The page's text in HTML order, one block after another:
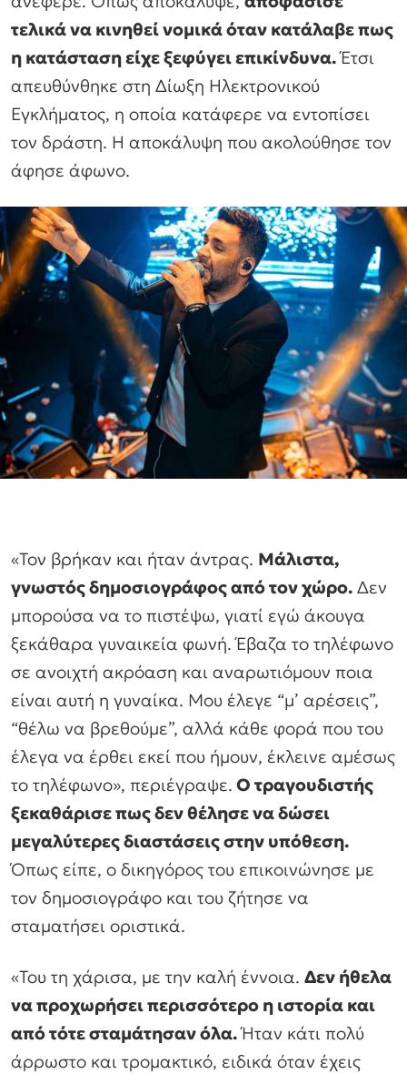
τελικά να κινηθεί νομικά όταν κατάλαβε πως
η κατάσταση είχε ξεφύγει επικίνδυνα.Έτσι
απευθύνθηκε στη Δίωξη Ηλεκτρονικού
Εγκλήματος, η οποία κατάφερε να εντοπίσει
τον δράστη. Η αποκάλυψη που ακολούθησε τον
άφησε άφωνο.
«Τον βρήκαν και ήταν άντρας. Μάλιστα,
γνωστός δημοσιογράφος από τον χώρο. Δεν
μπορούσα να το πιστέψω, γιατί εγώ άκουγα
ξεκάθαρα γυναικεία φωνή. Έβαζα το τηλέφωνο
σε ανοιχτή ακρόαση και αναρωτιόμουν ποια
είναι αυτή η γυναίκα. Μου έλεγε “μ’ αρέσεις”,
“θέλω να βρεθούμε”, αλλά κάθε φορά που του
έλεγα να έρθει εκεί που ήμουν, έκλεινε αμέσως
το τηλέφωνο», περιέγραψε. Ο τραγουδιστής
ξεκαθάρισε πως δεν θέλησε να δώσει
μεγαλύτερες διαστάσεις στην υπόθεση.
Όπως είπε, ο δικηγόρος του επικοινώνησε με
τον δημοσιογράφο και του ζήτησε να
σταματήσει οριστικά.
«Του τη χάρισα, με την καλή έννοια. Δεν ήθελα
να προχωρήσει περισσότερο η ιστορία και
από τότε σταμάτησαν όλα.Ήταν κάτι πολύ
άρρωστο και τρομακτικό, ειδικά όταν έχεις